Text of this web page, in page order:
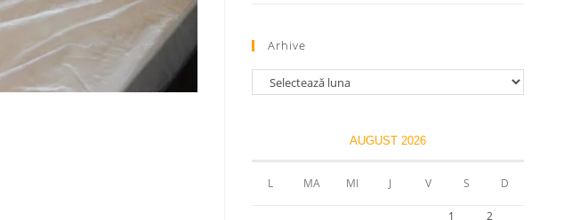
Arhive
AUGUST 2026
L MA MI J V S D
1 2